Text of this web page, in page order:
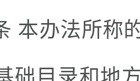
本办法所称